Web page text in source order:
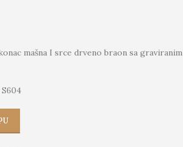
mašna I srce drveno braon sa graviranim